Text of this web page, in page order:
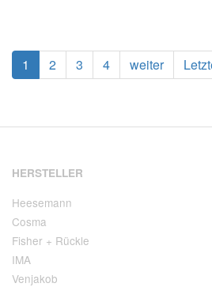
1 2 3 4 weiter
HERSTELLER
Heesemann
Cosma
Fisher + Rückle
IMA
Venjakob